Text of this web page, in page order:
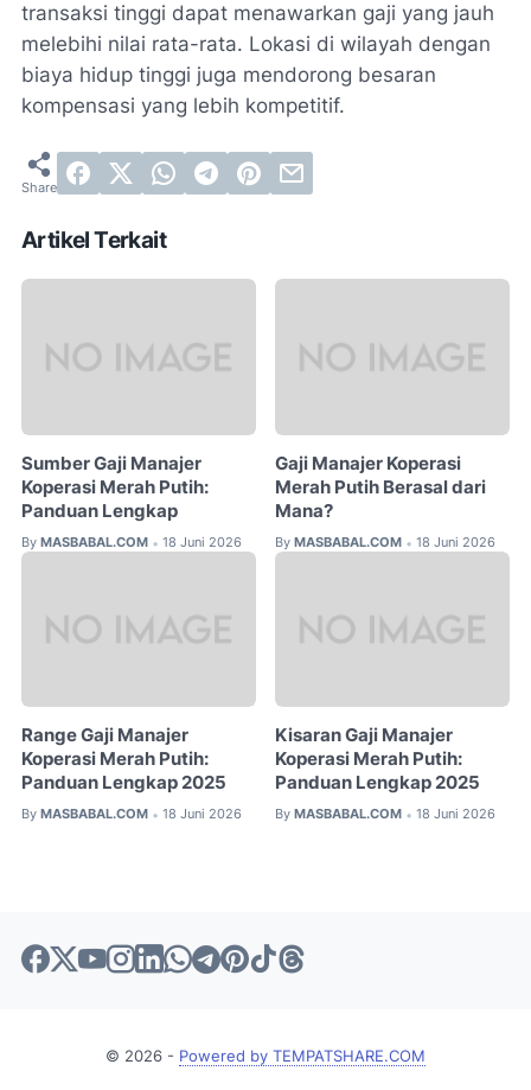
transaksi tinggi dapat menawarkan gaji yang jauh
melebihi nilai rata-rata. Lokasi di wilayah dengan
biaya hidup tinggi juga mendorong besaran
kompensasi yang lebih kompetitif.
Artikel Terkait
Sumber Gaji Manajer
Koperasi Merah Putih:
Panduan Lengkap
By MASBABAL.COM • 18 Juni 2026
Gaji Manajer Koperasi
Merah Putih Berasal dari
Mana?
By MASBABAL.COM • 18 Juni 2026
Range Gaji Manajer
Koperasi Merah Putih:
Panduan Lengkap 2025
By MASBABAL.COM • 18 Juni 2026
Kisaran Gaji Manajer
Koperasi Merah Putih:
Panduan Lengkap 2025
By MASBABAL.COM • 18 Juni 2026
© 2026 - Powered by TEMPATSHARE.COM